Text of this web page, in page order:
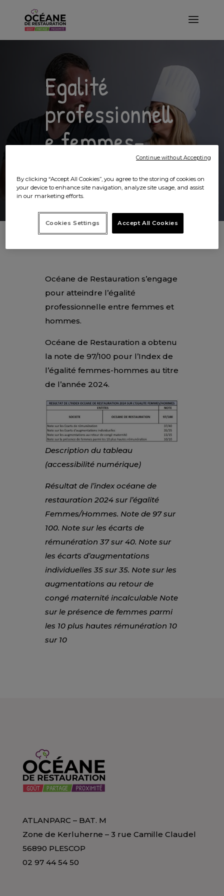
Egalité
professionnell
e femmes-
hommes
Océane de Restauration s’engage
pour atteindre l’égalité
professionnelle entre femmes et
hommes.
Océane de Restauration a obtenu
la note de 97/100 pour l’Index de
l’égalité femmes-hommes au titre
de l’année 2024.
Description du tableau
(accessibilité numérique)
Résultat de l’index océane de
restauration 2024 sur l’égalité
Femmes/Hommes. Note de 97 sur
100. Note sur les écarts de
rémunération 37 sur 40. Note sur
les écarts d’augmentations
individuelles 35 sur 35. Note sur les
augmentations au retour de
congé maternité incalculable Note
sur le présence de femmes parmi
les 10 plus hautes rémunération 10
sur 10
ATLANPARC – BAT. M
Zone de Kerluherne – 3 rue Camille Claudel
56890 PLESCOP
02 97 44 54 50
By clicking “Accept All Cookies”, you agree to the storing of cookies on
your device to enhance site navigation, analyze site usage, and assist
in our marketing efforts.
Accept All Cookies
Cookies Settings
Continue without Accepting